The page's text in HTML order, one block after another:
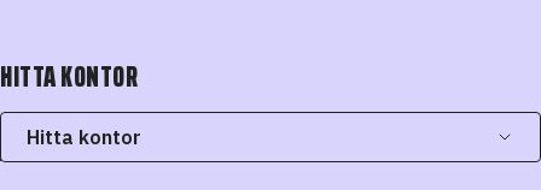
HITTA KONTOR
Hitta kontor